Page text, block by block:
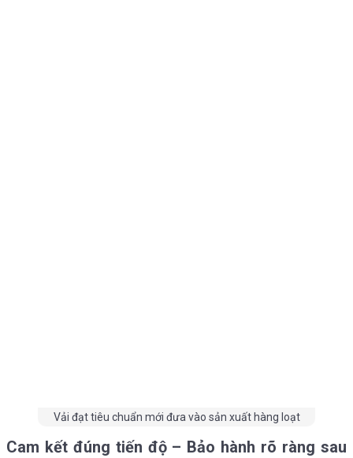
Vải đạt tiêu chuẩn mới đưa vào sản xuất hàng loạt
Cam kết đúng tiến độ – Bảo hành rõ ràng sau